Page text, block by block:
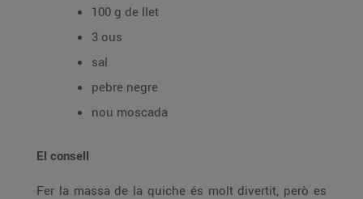
100 g de llet
3 ous
sal
pebre negre
nou moscada
El consell
Fer la massa de la quiche és molt divertit, però es